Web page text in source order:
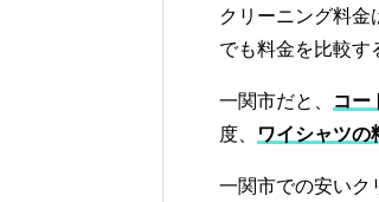
クリーニング料金
でも料金を比較す
一関市だと、 コー
度、
ワイシャツの
一関市での安いク